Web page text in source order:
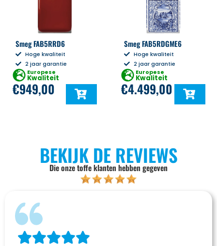
Smeg FAB5RRD6
Hoge kwaliteit
2 jaar garantie
Europese
Kwaliteit
€949,00
Smeg FAB5RDGME6
Hoge kwaliteit
2 jaar garantie
Europese
Kwaliteit
€4.499,00
BEKIJK DE REVIEWS
Die onze toffe klanten hebben gegeven